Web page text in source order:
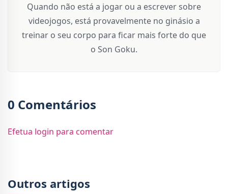
Quando não está a jogar ou a escrever sobre
videojogos, está provavelmente no ginásio a
treinar o seu corpo para ficar mais forte do que
o Son Goku.
0 Comentários
Efetua login para comentar
Outros artigos